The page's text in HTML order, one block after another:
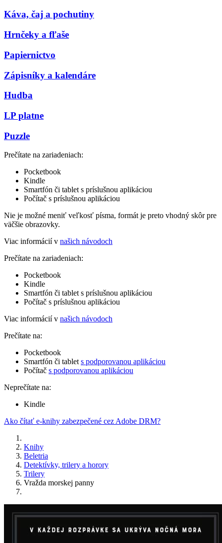
Káva, čaj a pochutiny
Hrnčeky a fľaše
Papiernictvo
Zápisníky a kalendáre
Hudba
LP platne
Puzzle
Prečítate na zariadeniach:
Pocketbook
Kindle
Smartfón či tablet s príslušnou aplikáciou
Počítač s príslušnou aplikáciou
Nie je možné meniť veľkosť písma, formát je preto vhodný skôr pre
väčšie obrazovky.
Viac informácií v našich návodoch
Prečítate na zariadeniach:
Pocketbook
Kindle
Smartfón či tablet s príslušnou aplikáciou
Počítač s príslušnou aplikáciou
Viac informácií v našich návodoch
Prečítate na:
Pocketbook
Smartfón či tablet s podporovanou aplikáciou
Počítač s podporovanou aplikáciou
Neprečítate na:
Kindle
Ako čítať e-knihy zabezpečené cez Adobe DRM?
Knihy
Beletria
Detektívky, trilery a horory
Trilery
Vražda morskej panny